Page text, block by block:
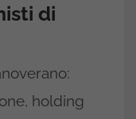
di
holding